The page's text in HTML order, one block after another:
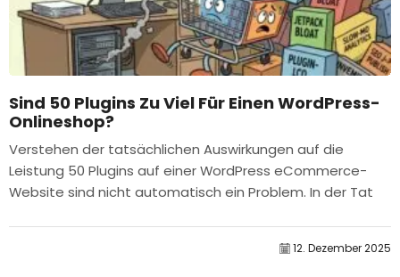
Sind 50 Plugins Zu Viel Für Einen WordPress-
Onlineshop?
Verstehen der tatsächlichen Auswirkungen auf die
Leistung 50 Plugins auf einer WordPress eCommerce-
Website sind nicht automatisch ein Problem. In der Tat
12. Dezember 2025